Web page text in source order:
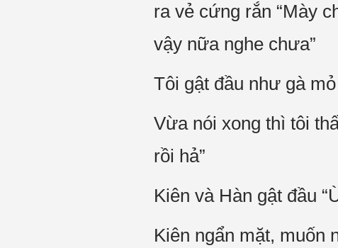
ra vẻ cứng rắn “Mày
vậy nữa nghe chưa”
Tôi gật đầu như gà
Vừa nói xong thì tôi
rồi hả”
Kiên và Hàn gật đầu
Kiên ngẩn mặt, muốn